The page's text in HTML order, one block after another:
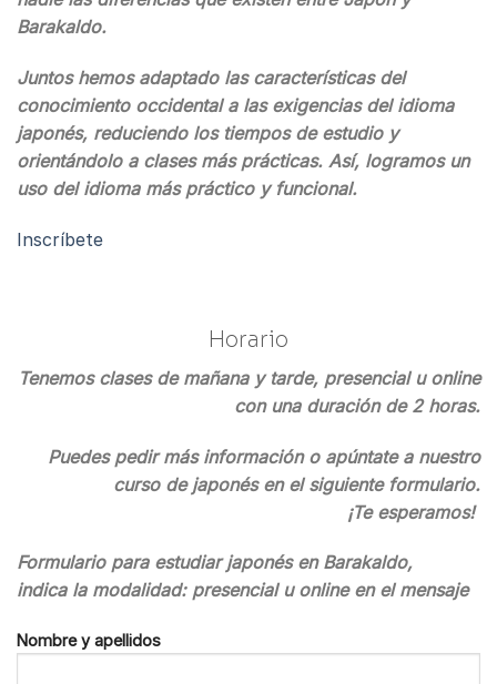
Barakaldo.
Juntos hemos adaptado las características del
conocimiento occidental a las exigencias del idioma
japonés, reduciendo los tiempos de estudio y
orientándolo a clases más prácticas. Así, logramos un
uso del idioma más práctico y funcional.
Inscríbete
Horario
Tenemos clases de mañana y tarde, presencial u online
con una duración de 2 horas.
Puedes pedir más información o apúntate a nuestro
curso de japonés en el siguiente formulario.
¡Te esperamos!
Formulario para estudiar japonés en Barakaldo,
indica la modalidad: presencial u online en el mensaje
Nombre y apellidos